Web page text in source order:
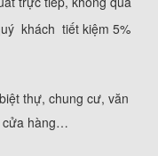
khách tiết kiệm 5%
thự, chung cư, văn
cửa hàng…